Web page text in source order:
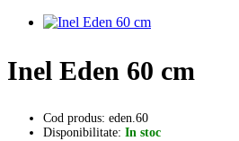
Inel Eden 60 cm
Cod produs: eden.60
Disponibilitate: In stoc